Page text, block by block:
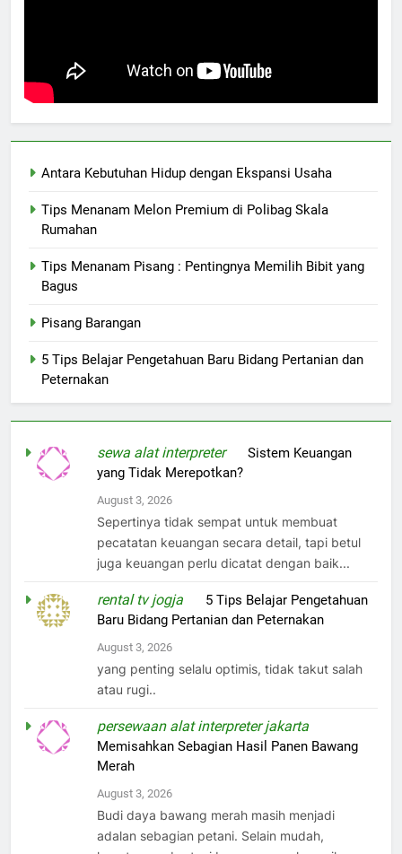
Antara Kebutuhan Hidup dengan Ekspansi Usaha
Tips Menanam Melon Premium di Polibag Skala
Rumahan
Tips Menanam Pisang : Pentingnya Memilih Bibit yang
Bagus
Pisang Barangan
5 Tips Belajar Pengetahuan Baru Bidang Pertanian dan
Peternakan
sewa alat interpreteronSistem Keuangan
yang Tidak Merepotkan?
August 3, 2026
Sepertinya tidak sempat untuk membuat
pecatatan keuangan secara detail, tapi betul
juga keuangan perlu dicatat dengan baik...
rental tv jogja
5 Tips Belajar Pengetahuan
Baru Bidang Pertanian dan Peternakan
August 3, 2026
yang penting selalu optimis, tidak takut salah
atau rugi..
persewaan alat interpreter jakarta
Memisahkan Sebagian Hasil Panen Bawang
Merah
August 3, 2026
Budi daya bawang merah masih menjadi
adalan sebagian petani. Selain mudah,